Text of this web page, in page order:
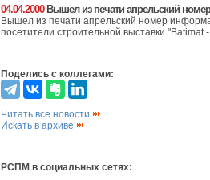
04.04.2000Вышел из печати апрельский
Вышел из печати апрельский номер
посетители строительной выставки "Batimat
Поделись с коллегами:
Читать все новости
Искать в архиве
РСПМ в социальных сетях: